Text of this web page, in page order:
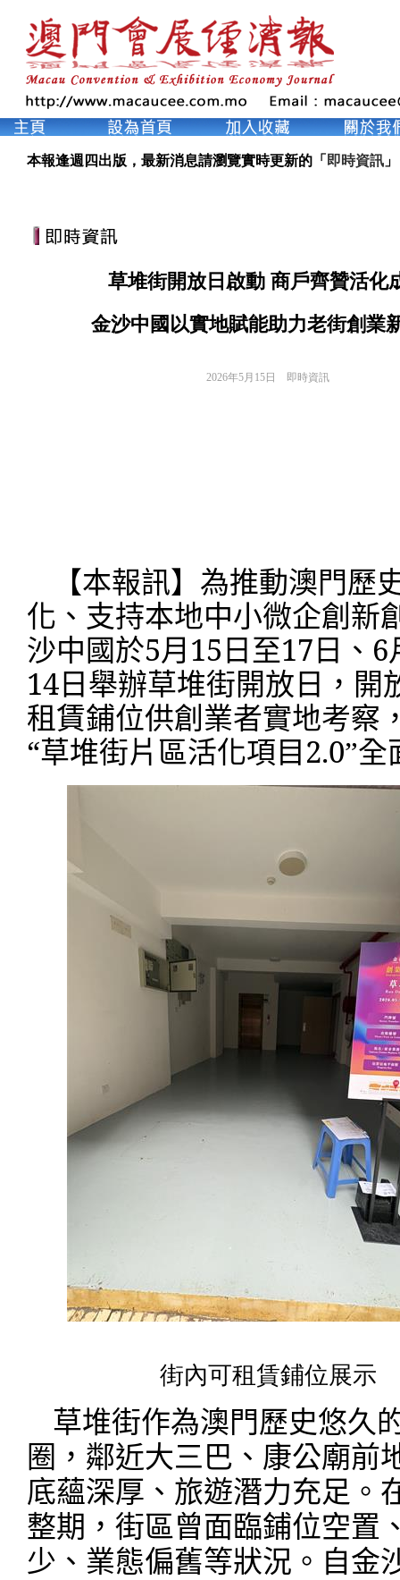
本報逢週四出版，最新消息請瀏覽實時更新的「 即時資訊 」
草堆街開放日啟動 商戶齊贊活化
金沙中國以實地賦能助力老街創業
2026年5月15日 即時資訊
【本報訊】為推動澳門歷
化、支持本地中小微企創新
沙中國於5月15日至17日、 6
14日舉辦草堆街開放日，開
租賃鋪位供創業者實地考察
“草堆街片區活化項目2.0”全
街內可租賃鋪位展示
草堆街作為澳門歷史悠久
圈，鄰近大三巴、康公廟前
底蘊深厚、旅遊潛力充足。
整期，街區曾面臨鋪位空置
少、業態偏舊等狀況。自金